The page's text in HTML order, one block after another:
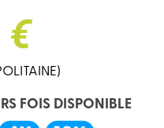
€
FOIS DISPONIBLE